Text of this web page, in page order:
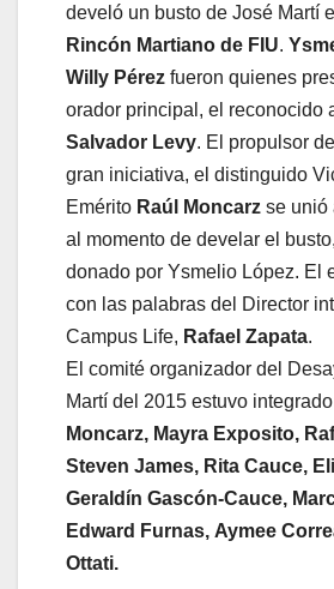
develó un busto de José Martí
Rincón Martiano de FIU.
Willy Pérez fueron quienes
orador principal, el reconocido
Salvador Levy. El propulsor
gran iniciativa, el distinguido
Emérito Raúl Moncarz se unió
al momento de develar el
donado por Ysmelio López. El
con las palabras del Director
Campus Life, Rafael Zapata.
El comité organizador del
Martí del 2015 estuvo
Moncarz, Mayra Exposito,
Steven James, Rita Cauce,
Geraldín Gascón-Cauce,
Edward Furnas, Aymee
Ottati.